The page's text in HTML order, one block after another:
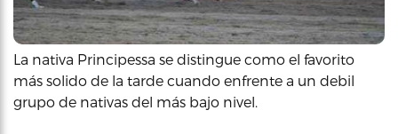
La nativa Principessa se distingue como el favorito
más solido de la tarde cuando enfrente a un debil
grupo de nativas del más bajo nivel.